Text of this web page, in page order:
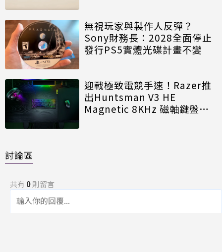
無視玩家與製作人反彈？
Sony財務長：2028全面停止
發行PS5實體光碟計畫不變
迎戰極致電競手速！Razer推
出Huntsman V3 HE
Magnetic 8KHz 磁軸鍵盤效
討論區
共有 0則留言